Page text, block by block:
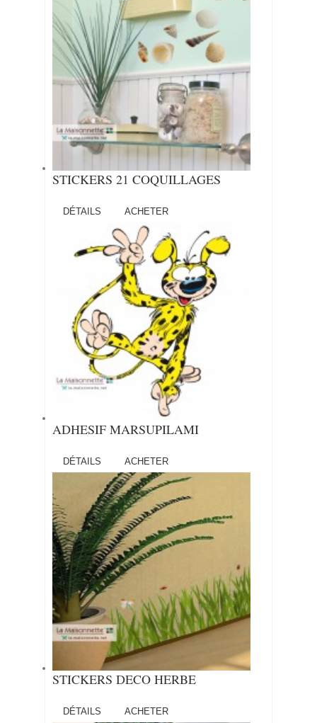
STICKERS 21 COQUILLAGES
DÉTAILS ACHETER
ADHESIF MARSUPILAMI
DÉTAILS ACHETER
STICKERS DECO HERBE
DÉTAILS ACHETER